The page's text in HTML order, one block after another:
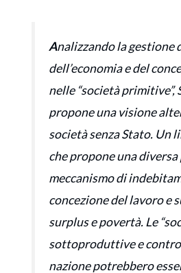
Analizzando la gestione
dell’economia e del
nelle “società primitive”,
propone una visione
società senza Stato. Un
che propone una
meccanismo di
concezione del lavoro e
surplus e povertà. Le
sottoproduttive e
nazione potrebbero